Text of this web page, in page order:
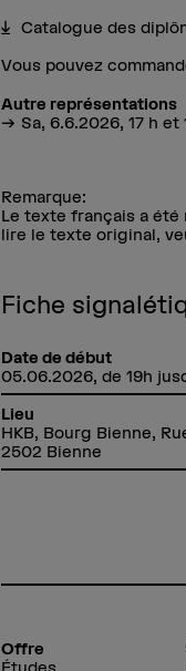
Catalogue des
Vous pouvez
Autre représentations
Sa, 6.6.2026, 17 h et
Remarque:
Le texte français a été
lire le texte original,
Fiche
Date de début
05.06.2026, de 19h
Lieu
HKB, Bourg Bienne,
2502 Bienne
Offre
Études